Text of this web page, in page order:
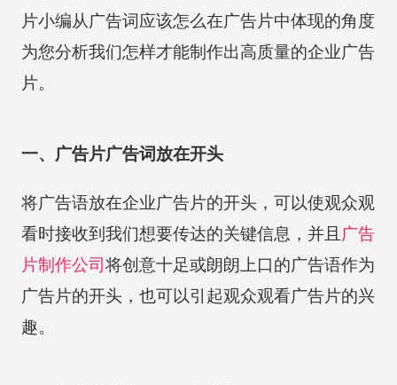
片小编从广告词应该怎么在广告片中体现的角度
为您分析我们怎样才能制作出高质量的企业广告
片。
一、广告片广告词放在开头
将广告语放在企业广告片的开头，可以使观众观
看时接收到我们想要传达的关键信息，并且 广告
片制作公司将创意十足或朗朗上口的广告语作为
广告片的开头，也可以引起观众观看广告片的兴
趣。